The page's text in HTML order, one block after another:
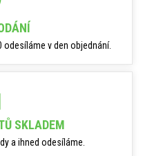
v den objednání.
SKLADEM
a ihned odesíláme.